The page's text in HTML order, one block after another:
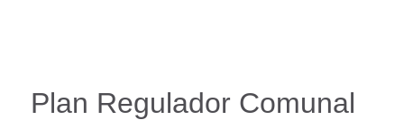
Plan Regulador Comunal